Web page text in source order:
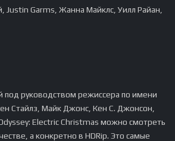
Justin Garms, Жанна Майклс, Уилл Райан,
руководством режиссера по имени
Стайлз, Майк Джонс, Кен С. Джонсон,
Electric Christmas можно смотреть
а конкретно в HDRip. Это самые